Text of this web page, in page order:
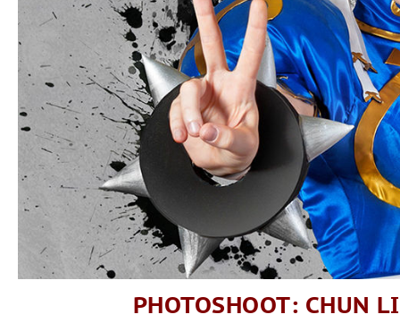
PHOTOSHOOT: CHUN